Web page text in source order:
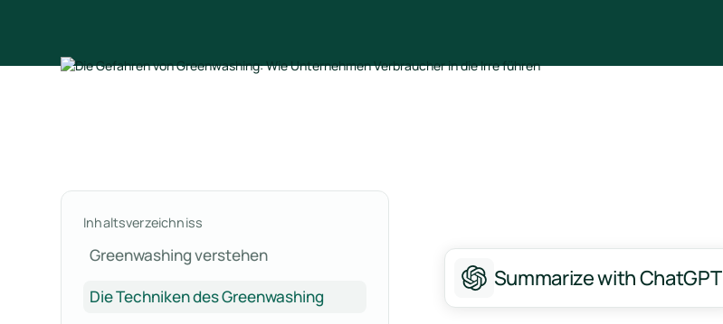
Inhaltsverzeichniss
Greenwashing verstehen
Die Techniken des Greenwashing
Summarize with ChatGPT